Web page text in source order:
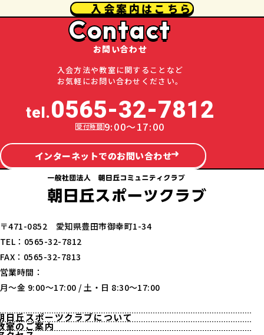
入会案内はこちら
Contact
お問い合わせ
入会方法や教室に関することなど
お気軽にお問い合わせください。
tel.0565-32-7812
9:00～17:00
インターネットでのお問い合わせ
〒471-0852 愛知県豊田市御幸町1-34
TEL：0565-32-7812
FAX：0565-32-7813
営業時間：
月〜金 9:00〜17:00 / 土・日 8:30〜17:00
日丘スポーツクラブについて
室のご案内